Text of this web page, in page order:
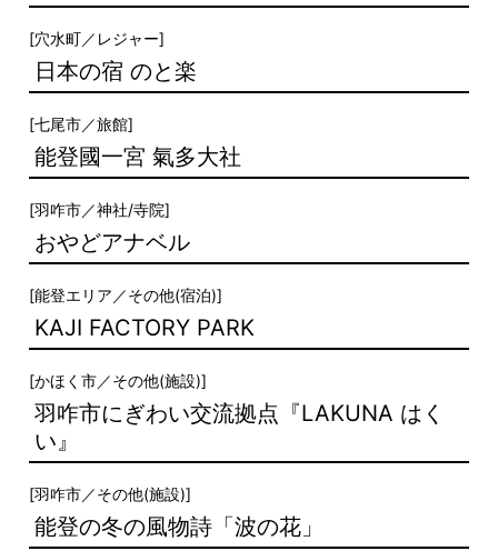
[穴水町／ レジャー]
日本の宿 のと楽
[七尾市／旅館]
能登國一宮 氣多大社
[羽咋市／神社/寺院]
おやどアナベル
[能登エリア ／その他(宿泊)]
KAJI FACTORY PARK
[かほく市／その他(施設)]
羽咋市にぎわい交流拠点『LAKUNA はく
い』
[羽咋市／その他(施設)]
能登の冬の風物詩「波の花」